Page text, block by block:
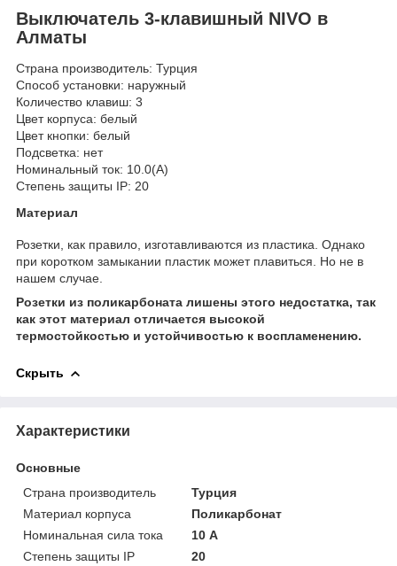
Выключатель 3-клавишный NIVO в
Алматы
Страна производитель: Турция
Способ установки: наружный
Количество клавиш: 3
Цвет корпуса: белый
Цвет кнопки: белый
Подсветка: нет
Номинальный ток: 10.0(А)
Степень защиты IP: 20
Материал
Розетки, как правило, изготавливаются из пластика. Однако
при коротком замыкании пластик может плавиться. Но не в
нашем случае.
Розетки из поликарбоната лишены этого недостатка, так
как этот материал отличается высокой
термостойкостью и устойчивостью к воспламенению.
Скрыть
Характеристики
Основные
Страна производитель
Турция
Материал корпуса
Поликарбонат
Номинальная сила тока
10 А
Степень защиты IP
20